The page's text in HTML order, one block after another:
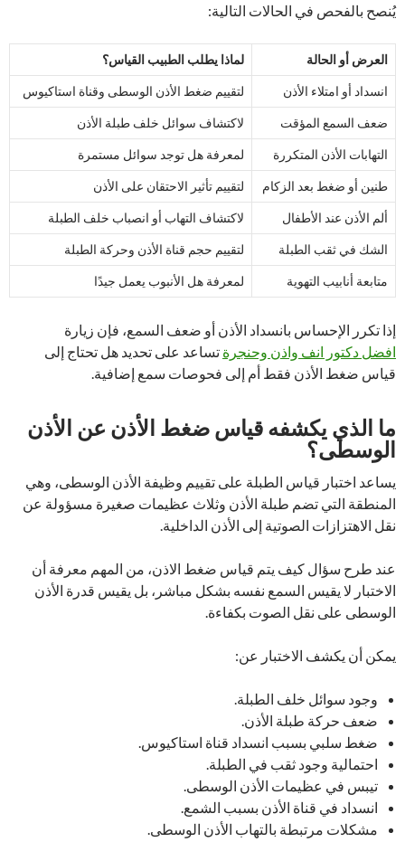
يُنصح بالفحص في الحالات التالية:
العرض أو الحالة لماذا يطلب الطبيب القياس؟
انسداد أو امتلاء الأذن لتقييم ضغط الأذن الوسطى وقناة استاكيوس
ضعف السمع المؤقت لاكتشاف سوائل خلف طبلة الأذن
التهابات الأذن المتكررة لمعرفة هل توجد سوائل مستمرة
طنين أو ضغط بعد الزكام لتقييم تأثير الاحتقان على الأذن
ألم الأذن عند الأطفال لاكتشاف التهاب أو انصباب خلف الطبلة
الشك في ثقب الطبلة لتقييم حجم قناة الأذن وحركة الطبلة
متابعة أنابيب التهوية لمعرفة هل الأنبوب يعمل جيدًا
إذا تكرر الإحساس بانسداد الأذن أو ضعف السمع، فإن زيارة
افضل دكتور انف واذن وحنجرة تساعد على تحديد هل تحتاج إلى
قياس ضغط الأذن فقط أم إلى فحوصات سمع إضافية.
ما الذي يكشفه قياس ضغط الأذن عن الأذن
الوسطى؟
يساعد اختبار قياس الطبلة على تقييم وظيفة الأذن الوسطى، وهي
المنطقة التي تضم طبلة الأذن وثلاث عظيمات صغيرة مسؤولة عن
نقل الاهتزازات الصوتية إلى الأذن الداخلية.
عند طرح سؤال كيف يتم قياس ضغط الاذن، من المهم معرفة أن
الاختبار لا يقيس السمع نفسه بشكل مباشر، بل يقيس قدرة الأذن
الوسطى على نقل الصوت بكفاءة.
يمكن أن يكشف الاختبار عن:
وجود سوائل خلف الطبلة.
ضعف حركة طبلة الأذن.
ضغط سلبي بسبب انسداد قناة استاكيوس.
احتمالية وجود ثقب في الطبلة.
تيبس في عظيمات الأذن الوسطى.
انسداد في قناة الأذن بسبب الشمع.
مشكلات مرتبطة بالتهاب الأذن الوسطى.